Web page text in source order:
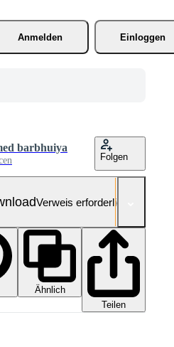
Anmelden
Einloggen
barbhuiya
Folgen
Verweis erforderlich
Ähnlich
Teilen